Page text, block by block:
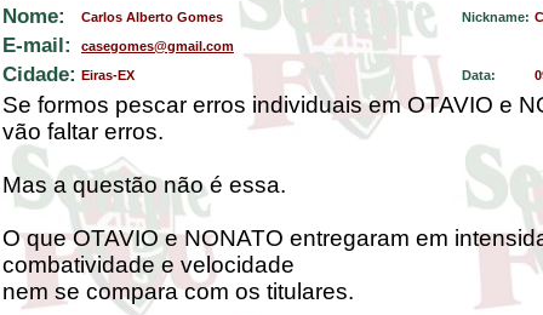
Nome: Carlos Alberto Gomes Nickname:
E-mail: casegomes@gmail.com
Cidade: Eiras-EX Data:
Se formos pescar erros individuais em OTAVIO e
vão faltar erros.
Mas a questão não é essa.
O que OTAVIO e NONATO entregaram em
combatividade e velocidade
nem se compara com os titulares.